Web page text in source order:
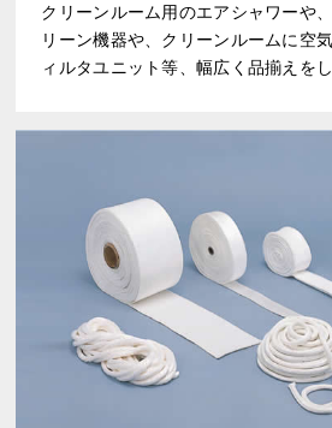
クリーンルーム用のエアシャワーや
リーン機器や、クリーンルームに空
ィルタユニット等、幅広く品揃えを